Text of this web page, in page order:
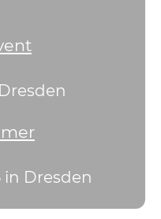
in Dresden